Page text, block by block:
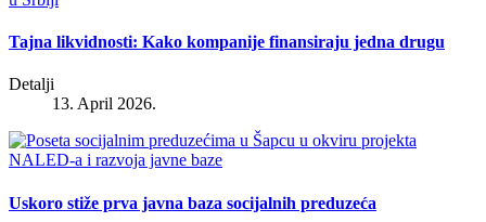
Tajna likvidnosti: Kako kompanije finansiraju jedna drugu
Detalji
13. April 2026.
Uskoro stiže prva javna baza socijalnih preduzeća